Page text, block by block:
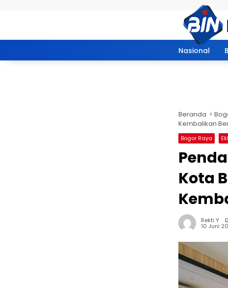
Nasional
Beranda
Kembalikan
Bogor Raya
Kota
Rekti Y
10 Juni